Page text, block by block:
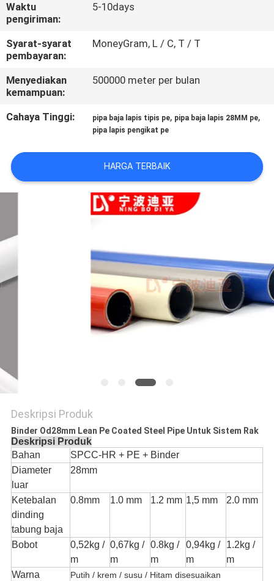
HUBUNGI
KAMI
BERITA
KASUS
PERMINTAAN
PENAWARAN
PRIVACY
POLICY
Waktu
pengiriman:
5-10days
Syarat-syarat
pembayaran:
MoneyGram, L / C, T / T
Menyediakan
kemampuan:
500000 meter per bulan
Cahaya Tinggi: pipa baja lapis tipis pe, pipa baja lapis 28MM pe,
pipa lapis pengikat pe
HARGA TERBAIK
Deskripsi Produk
Binder Od28mm Lean Pe Coated Steel Pipe Untuk Sistem Rak
Deskripsi Produk
Bahan
SPCC-HR + PE + Binder
Diameter
luar
28mm
Ketebalan
dinding
tabung baja
0.8mm 1.0 mm 1.2 mm 1,5 mm 2.0 mm
Bobot
0,52kg /
m
0,67kg /
m
0.8kg /
m
0,94kg /
m
1.2kg /
m
Warna
Putih / krem ​​/ susu / Hitam disesuaikan